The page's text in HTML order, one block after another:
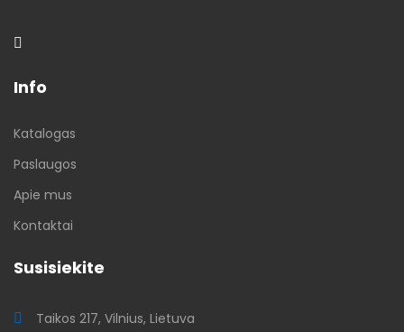
Info
Katalogas
Paslaugos
Apie mus
Kontaktai
Susisiekite
Taikos 217, Vilnius, Lietuva